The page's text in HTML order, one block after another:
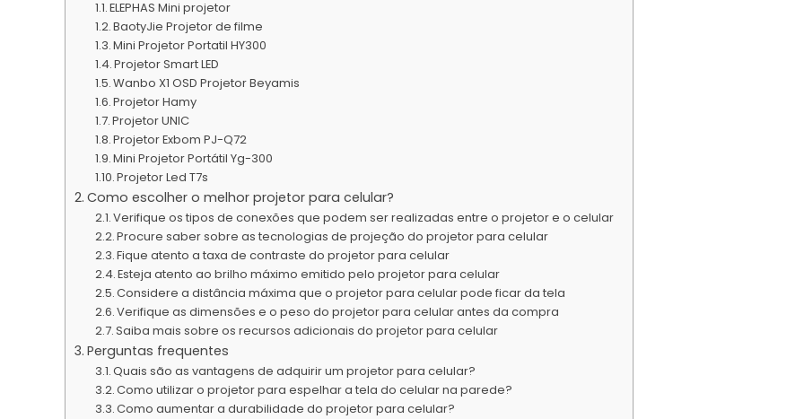
ELEPHAS Mini projetor
BaotyJie Projetor de filme
Mini Projetor Portatil HY300
Projetor Smart LED
Wanbo X1 OSD Projetor Beyamis
Projetor Hamy
Projetor UNIC
Projetor Exbom PJ-Q72
Mini Projetor Portátil Yg-300
Projetor Led T7s
Como escolher o melhor projetor para celular?
Verifique os tipos de conexões que podem ser realizadas entre o projetor e o celular
Procure saber sobre as tecnologias de projeção do projetor para celular
Fique atento a taxa de contraste do projetor para celular
Esteja atento ao brilho máximo emitido pelo projetor para celular
Considere a distância máxima que o projetor para celular pode ficar da tela
Verifique as dimensões e o peso do projetor para celular antes da compra
Saiba mais sobre os recursos adicionais do projetor para celular
Perguntas frequentes
Quais são as vantagens de adquirir um projetor para celular?
Como utilizar o projetor para espelhar a tela do celular na parede?
Como aumentar a durabilidade do projetor para celular?